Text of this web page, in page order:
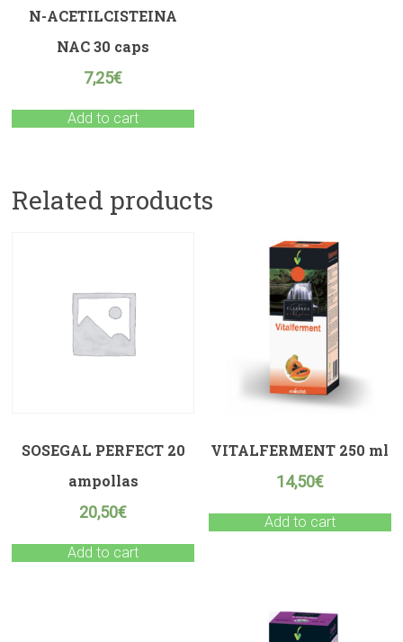
N-ACETILCISTEINA
NAC 30 caps
7,25€
Add to cart
Related products
SOSEGAL PERFECT 20
ampollas
20,50€
Add to cart
VITALFERMENT 250 ml
14,50€
Add to cart